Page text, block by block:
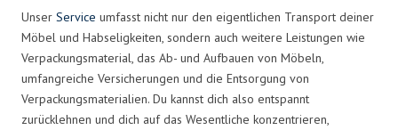
Unser Service umfasst nicht nur den eigentlichen Transport deiner
Möbel und Habseligkeiten, sondern auch weitere Leistungen wie
Verpackungsmaterial, das Ab- und Aufbauen von Möbeln,
umfangreiche Versicherungen und die Entsorgung von
Verpackungsmaterialien. Du kannst dich also entspannt
zurücklehnen und dich auf das Wesentliche konzentrieren,